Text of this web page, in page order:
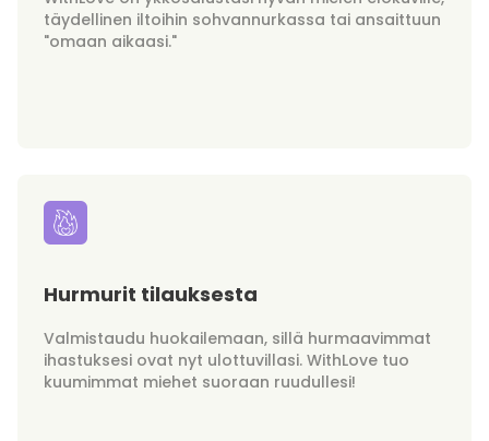
täydellinen iltoihin sohvannurkassa tai ansaittuun
"omaan aikaasi."
Hurmurit tilauksesta
Valmistaudu huokailemaan, sillä hurmaavimmat
ihastuksesi ovat nyt ulottuvillasi. WithLove tuo
kuumimmat miehet suoraan ruudullesi!